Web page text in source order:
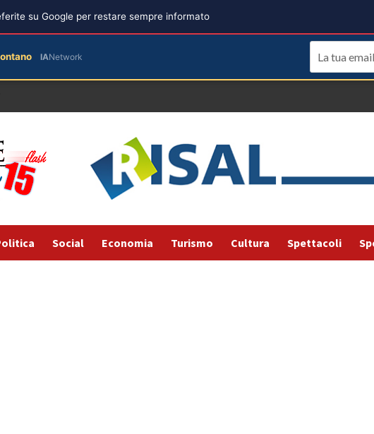
Social Economia Turismo Cultura Spettacoli
su Google per restare sempre informato
IANetwork